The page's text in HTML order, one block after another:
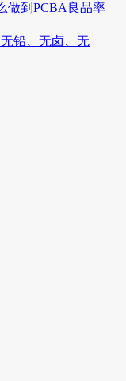
做到PCBA良品率
铅、无卤、无